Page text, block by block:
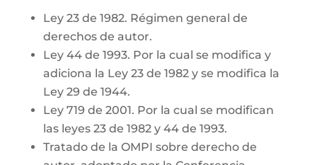
Ley 23 de 1982. Régimen general de
derechos de autor.
Ley 44 de 1993. Por la cual se modifica y
adiciona la Ley 23 de 1982 y se modifica la
Ley 29 de 1944.
Ley 719 de 2001. Por la cual se modifican
las leyes 23 de 1982 y 44 de 1993.
Tratado de la OMPI sobre derecho de